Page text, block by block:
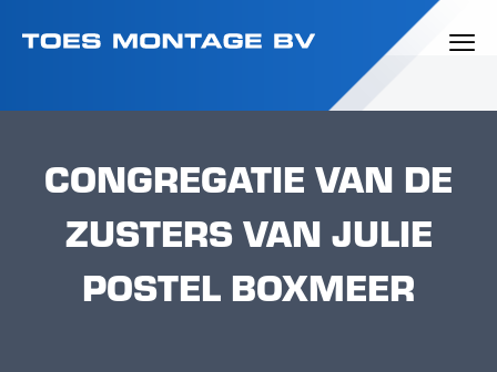
CONGREGATIE VAN DE
ZUSTERS VAN JULIE
POSTEL BOXMEER